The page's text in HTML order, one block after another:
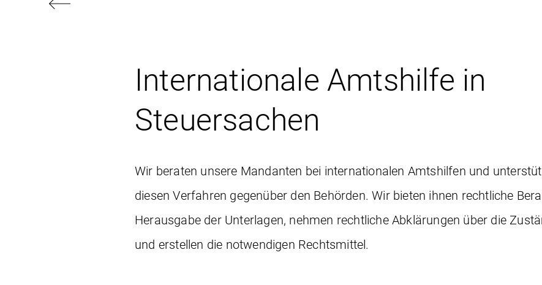
Internationale Amtshilfe in
Steuersachen
Wir beraten unsere Mandanten bei internationalen Amtshilfen und
diesen Verfahren gegenüber den Behörden. Wir bieten ihnen rechtliche
Herausgabe der Unterlagen, nehmen rechtliche Abklärungen über die
und erstellen die notwendigen Rechtsmittel.